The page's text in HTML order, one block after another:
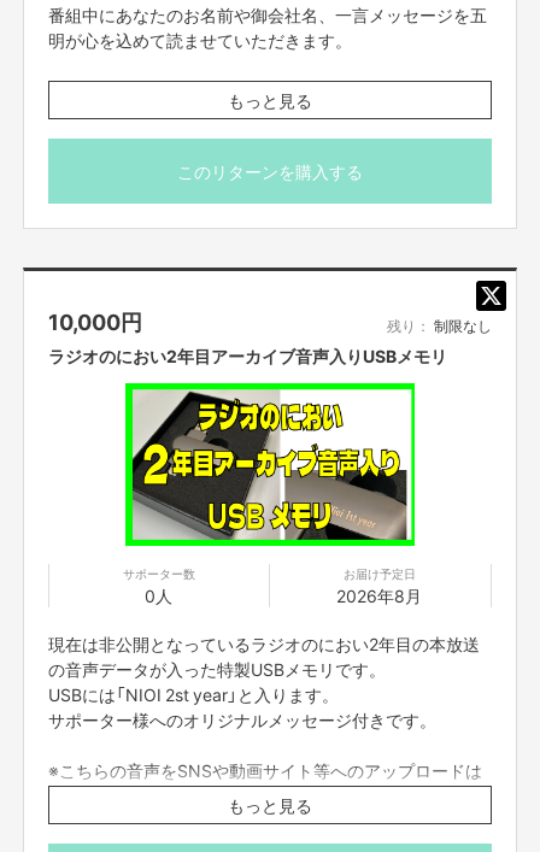
●サイズ 8cm×3cm×1.5cm
※ポストカードは付きません（直筆ポストカードは番組熱烈
サポーターにご支援お願いします）
※刻印に多少個体差がございます
番組中にあなたのお名前や御会社名、一言メッセージを五
明が心を込めて読ませていただきます。
もしも五明が個人スポンサーになった場合、このような読
み上げになります。
例：この番組の提供は～ 「（ご希望のコメント）。グラン
※証明写真の発送は送料無料、日本国内に限らせていただ
※放送で読み上げを希望するお名前と一言メッセージは備
考欄にご記入お願い致します（応援コメントの欄ではござ
いません！）。お名前のご指定がない場合はFANYクラウド
ファンディングのサポーター名で呼ばせていただきます。
※読み上げをご希望されない方は備考欄に『読み上げなし』
とご記入ください。
※備考欄に記入のない方はサポーター名のみの読み上げと
させていただきます。
※お名前、一言コメントがあっても、公序良俗に欠ける不
適切な表現とプランナーが判断した場合、読み上げは無し
とさせていただきます。
※当社が規定する 【ご支援にあたってのご注意事項】 (プロ
は、 いかなる理由においてもリターンは履行せず、返金さ
せていただきます。
もっと見る
このリターンを購入する
10,000円 残り： 制限なし
ラジオのにおい2年目アーカイブ音声入りUSBメモリ
サポーター数
0人
お届け予定日
2026年8月
現在は非公開となっているラジオのにおい2年目の本放送
の音声データが入った特製USBメモリです。
USBには「NIOI 2st year」と入ります。
サポーター様へのオリジナルメッセージ付きです。
※こちらの音声をSNSや動画サイト等へのアップロードは
ご遠慮ください。個人でお楽しみください。
※送料はご支援額に含まれております
※国内発送のみに限らせていただきます
もっと見る